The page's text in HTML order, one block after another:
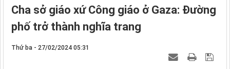
Cha sở giáo xứ Công giáo ở Gaza: Đường
phố trở thành nghĩa trang
Thứ ba - 27/02/2024 05:31